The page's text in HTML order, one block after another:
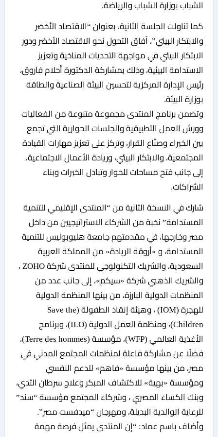
الشباب بوزارة الشباب والرياضة.
كما تناولت الجلسة الثانية، بعنوان “الاقتصاد الأخضر
والابتكار البيئي”، آفاق التحول نحو الاقتصاد الأخضر ودور
الابتكار البيئي في مواجهة التحديات المناخية وتعزيز
الاستدامة البيئية، وذلك بمشاركة الدكتورة أحلام فاروق،
رئيس الإدارة المركزية لتحسين البيئة الصناعية والطاقة
بوزارة البيئة.
وتضمن برنامج المنتدى مجموعة متنوعة من الفعاليات
وورش العمل التطبيقية والجلسات الحوارية التي تجمع
بين الخبراء وصنّاع القرار، وتركز على تعزيز مهارات القيادة
المجتمعية، والابتكار البيئي، وريادة الأعمال الاجتماعية،
إلى جانب فتح مساحات للحوار وتبادل الخبرات وبناء
الشراكات.
شارك في النسخة الثانية من “المنتدى الإقليمي للتنمية
المستدامة” نخبة من الشركاء الاستراتيجيين من داخل
مصر وخارجها، في مقدمتهم جامعة هليوبوليس للتنمية
المستدامة، و «أروقة الريادة» من المملكة العربية
السعودية، والشريك التكنولوجي للمنتدى شركة ZOHO ،
والشريك الذهبي شركة «سيكم»، إلى جانب عدد من
المنظمات الدولية البارزة، من بينها المنظمة الدولية
للهجرة (IOM) ، وهيئة إنقاذ الطفولة (Save the
Children)، ومنظمة العمل الدولية (ILO)، وبرنامج
الأغذية العالمي (WFP)، مؤسسة (Terre des hommes)،
فضلًا عن مشاركة فاعلة لمنظمات المجتمع المدني في
مصر، من بينها مؤسسة «فاهم» للدعم النفسي
ومؤسسة «بهية» للاكتشاف المبكر وعلاج سرطان الثدي،
وبنك الكساء المصري ، وشركاء المجتمع مؤسسة “سند”
للرعاية الوالدية البديلة، ومهرجان “ميدفست مصر”.
وأضاف باسم عماد: “إن المنتدى يمثل فرصة مهمة